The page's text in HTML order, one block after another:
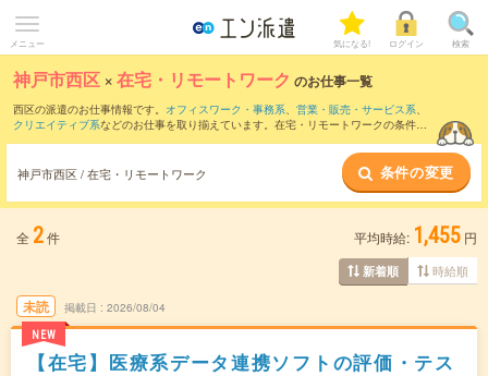
メニュー 気になる! ログイン 検索
神戸市西区 ×在宅・リモートワーク のお仕事一覧
西区の派遣のお仕事情報です。 オフィスワーク・事務系、 営業・販売・サービス系、
クリエイティブ系などのお仕事を取り揃えています。在宅・リモートワークの条件の
神戸市西区 / 在宅・リモートワーク 条件の変更
全 2件 平均時給: 1,455 円
新着順 時給順
未読
NEW
掲載日 2026/08/04
【在宅】医療系データ連携ソフトの評価・テス